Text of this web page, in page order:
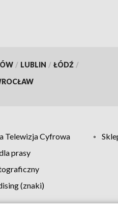
/ LUBLIN / ŁÓDŹ /
Telewizja Cyfrowa
prasy
(znaki)